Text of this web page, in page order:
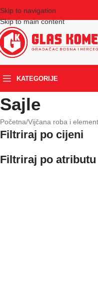
Skip to navigation
Skip to main content
KATEGORIJE
Sajle
Početna/Vijčana roba i
Filtriraj po cijeni
Filtriraj po atributu